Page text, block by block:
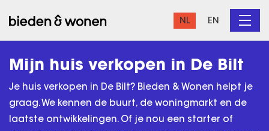
NL EN
Mijn huis verkopen in De Bilt
Je huis verkopen in De Bilt? Bieden & Wonen helpt je
graag. We kennen de buurt, de woningmarkt en de
laatste ontwikkelingen. Of je nou een starter of